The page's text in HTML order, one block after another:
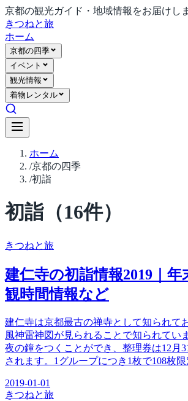
京都の観光ガイド・地域情報をお届けし
きつねと旅
ホーム
京都の四季
イベント
観光情報
着物レンタル
ホーム
/京都の四季
/初詣
初詣 （16件）
きつねと旅
建仁寺の初詣情報2019｜年
観時間情報など
建仁寺は京都最古の禅寺として知られて
風神雷神図が見られることで知られてい
夜の鐘をつくことができ、整理券は12月
されます。1グループにつき1枚で108枚
2019-01-01
きつねと旅